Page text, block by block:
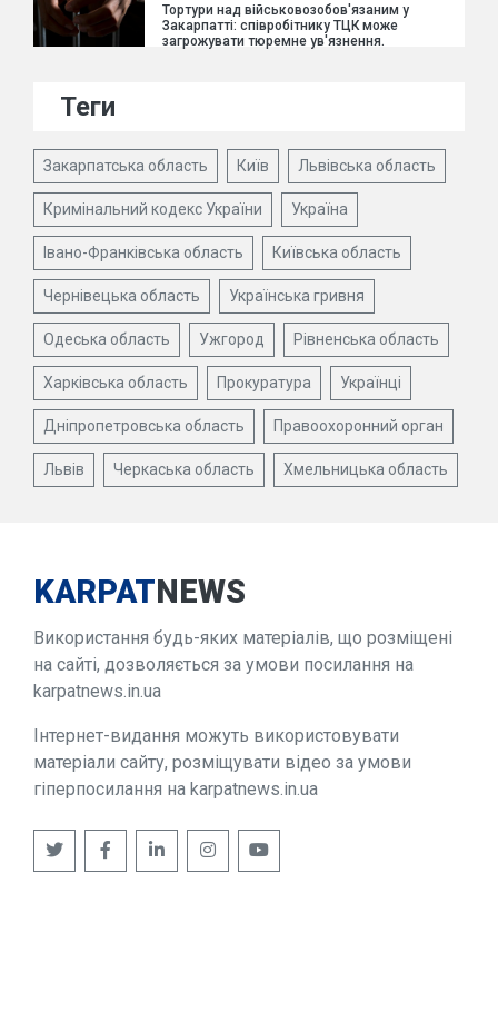
Тортури над військовозобов'язаним у
Закарпатті: співробітнику ТЦК може
загрожувати тюремне ув'язнення.
Теги
Закарпатська область Київ Львівська область
Кримінальний кодекс України Україна
Івано-Франківська область Київська область
Чернівецька область Українська гривня
Одеська область Ужгород Рівненська область
Харківська область Прокуратура Українці
Дніпропетровська область Правоохоронний орган
Львів Черкаська область Хмельницька область
KARPATNEWS
Використання будь-яких матеріалів, що розміщені
на сайті, дозволяється за умови посилання на
karpatnews.in.ua
Інтернет-видання можуть використовувати
матеріали сайту, розміщувати відео за умови
гіперпосилання на karpatnews.in.ua